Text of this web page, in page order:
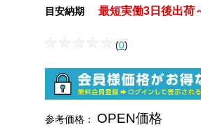
目安納期 最短実働3日後出荷
(0)
参考価格： OPEN価格